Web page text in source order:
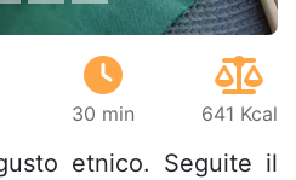
30 min 641 Kcal
etnico. Seguite il